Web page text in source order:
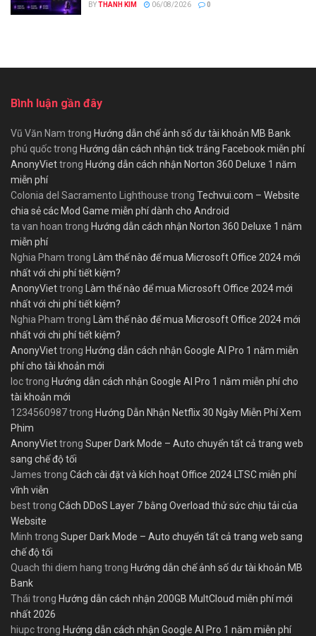
BYTHANH KIM 06/08/2026 0
Bình luận gần đây
Vũ Văn Nam trong Hướng dẫn chế ảnh số dư tài khoản MB Bank
phú quốctrong Hướng dẫn cách nhận tick trắng Facebook miễn phí
AnonyViettrong Hướng dẫn cách nhận Norton 360 Deluxe 1 năm
miễn phí
Colonia del Sacramento Lighthouse trong Techvui.com – Website
chia sẻ các Mod Game miễn phí dành cho Android
ta van hoan trong Hướng dẫn cách nhận Norton 360 Deluxe 1 năm
miễn phí
Nghia Pham trong Làm thế nào để mua Microsoft Office 2024 mới
nhất với chi phí tiết kiệm?
AnonyViettrong Làm thế nào để mua Microsoft Office 2024 mới
nhất với chi phí tiết kiệm?
Nghia Pham trong Làm thế nào để mua Microsoft Office 2024 mới
nhất với chi phí tiết kiệm?
AnonyViettrong Hướng dẫn cách nhận Google AI Pro 1 năm miễn
phí cho tài khoản mới
loctrong Hướng dẫn cách nhận Google AI Pro 1 năm miễn phí cho
tài khoản mới
1234560987trong Hướng Dẫn Nhận Netflix 30 Ngày Miễn Phí Xem
Phim
AnonyViettrong Super Dark Mode – Auto chuyển tất cả trang web
sang chế độ tối
James trong Cách cài đặt và kích hoạt Office 2024 LTSC miễn phí
vĩnh viễn
besttrong Cách DDoS Layer 7 bằng Overload thử sức chịu tải của
Website
Minh trong Super Dark Mode – Auto chuyển tất cả trang web sang
chế độ tối
Quach thi diem hang trong Hướng dẫn chế ảnh số dư tài khoản MB
Bank
Thái trong Hướng dẫn cách nhận 200GB MultCloud miễn phí mới
nhất 2026
hiupctrong Hướng dẫn cách nhận Google AI Pro 1 năm miễn phí